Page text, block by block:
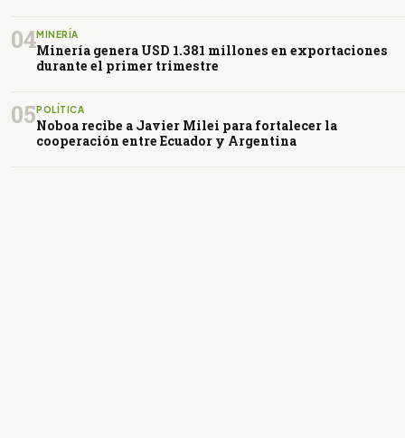
04MINERÍA
Minería genera USD 1.381 millones en exportaciones
durante el primer trimestre
05POLÍTICA
Noboa recibe a Javier Milei para fortalecer la
cooperación entre Ecuador y Argentina